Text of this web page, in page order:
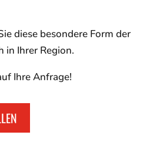
diese besondere Form der
in Ihrer Region.
Ihre Anfrage!